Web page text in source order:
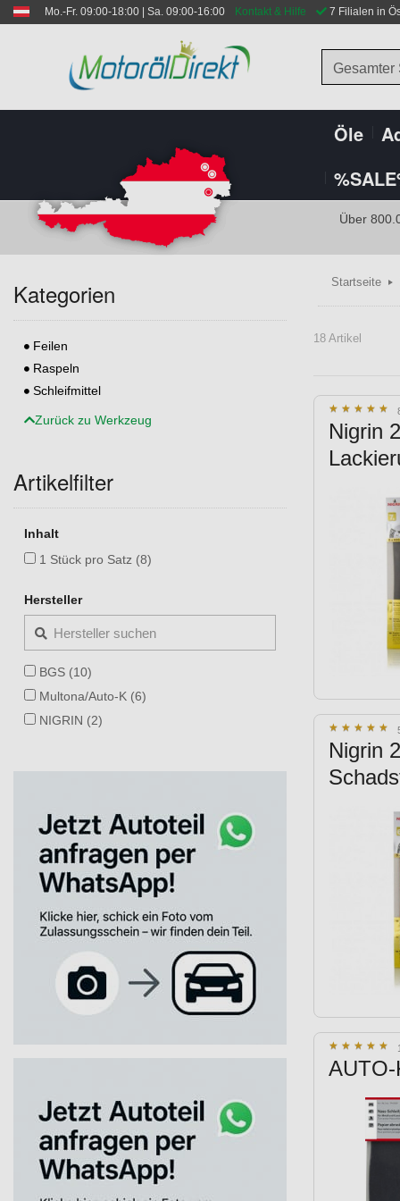
Mo.-Fr. 09:00-18:00 | Sa. 09:00-16:00 Kontakt & Hilfe 7 Filialen in
Gesamter
Öle
Über
Startseite
18 Artikel
★ ★ ★ ★ ★
★ ★ ★ ★ ★
Nigrin
★ ★ ★ ★ ★
★ ★ ★ ★ ★
Nigrin
★ ★ ★ ★ ★
★ ★ ★ ★ ★
Kategorien
Feilen
Raspeln
Schleifmittel
Zurück zu Werkzeug
Artikelfilter
Inhalt
1 Stück pro Satz (8)
Hersteller
BGS (10)
Multona/Auto-K (6)
NIGRIN (2)